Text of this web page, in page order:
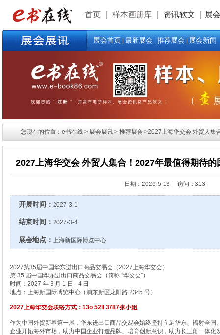
首页 样本画册库 资讯软文 展
展会首页|最新展会|推荐展会|展会新闻
您现在的位置：e书在线 > 展会展讯 > 推荐展会 >2027上海华交会 外贸人集
2027上海华交会 外贸人集合！2027年最值得期待
日期： 2026-5-13 访问：313
开展时间： 2027-3-1
结束时间： 2027-3-4
展会地点： 上海新国际博览中心
2027第35届中国华东进出口商品交易会（2027上海华交会）
第 35 届中国华东进出口商品交易会（简称 “华交会”）
时间：2027 年 3 月 1 日 - 4 日
地点：上海新国际博览中心（浦东新区龙阳路 2345 号）
2027上海华交会联络方式：13o 52ll 3787张小姐
作为中国外贸新春第一展，华东进出口商品交易会始终坚持立足华东、辐射全国
企业开拓海外市场，助力中国企业打造品牌、培育创新意识，助力长三角一体化